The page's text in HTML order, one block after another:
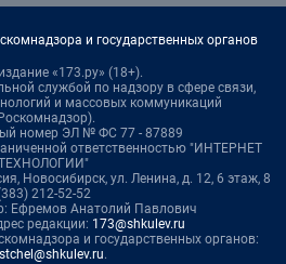
и государственных органов
«173.ру» (18+).
службой по надзору в сфере связи,
и массовых коммуникаций
номер ЭЛ № ФС 77 - 87889
ответственностью "ИНТЕРНЕТ
Новосибирск, ул. Ленина, д. 12, 6 этаж, 8
212-52-52
Ефремов Анатолий Павлович
редакции: 173@shkulev.ru
и государственных органов:
.